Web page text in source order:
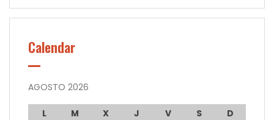
Calendar
AGOSTO 2026
L M X J V S
D